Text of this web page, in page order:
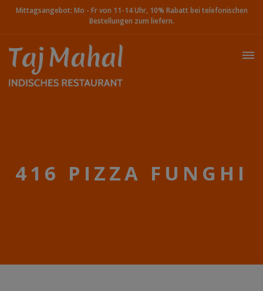
Mittagsangebot: Mo - Fr von 11-14 Uhr, 10% Rabatt bei telefonischen
Bestellungen zum liefern.
416 PIZZA FUNGHI